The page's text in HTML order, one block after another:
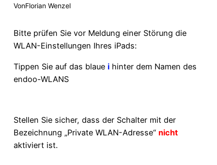
VonFlorian Wenzel
Bitte prüfen Sie vor Meldung einer Störung die
WLAN-Einstellungen Ihres iPads:
Tippen Sie auf das blaue i hinter dem Namen des
endoo-WLANS
Stellen Sie sicher, dass der Schalter mit der
Bezeichnung „Private WLAN-Adresse“ nicht
aktiviert ist.